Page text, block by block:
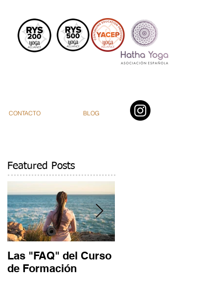
CONTACTO BLOG
Featured Posts
Las "FAQ" del Curso
de Formación